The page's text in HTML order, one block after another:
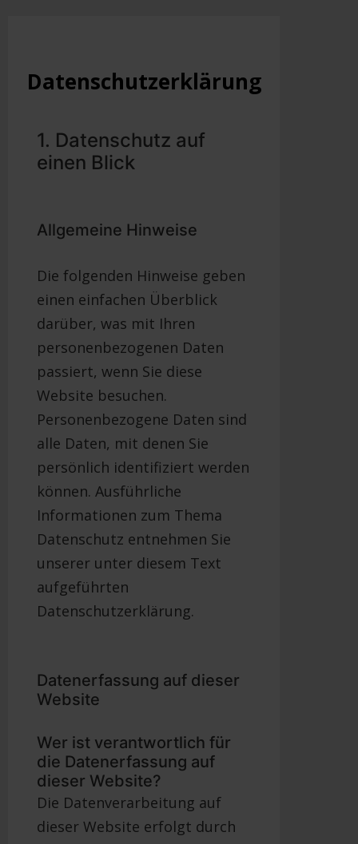
Datenschutzerklärung
1. Datenschutz auf
einen Blick
Allgemeine Hinweise
Die folgenden Hinweise geben
einen einfachen Überblick
darüber, was mit Ihren
personenbezogenen Daten
passiert, wenn Sie diese
Website besuchen.
Personenbezogene Daten sind
alle Daten, mit denen Sie
persönlich identifiziert werden
können. Ausführliche
Informationen zum Thema
Datenschutz entnehmen Sie
unserer unter diesem Text
aufgeführten
Datenschutzerklärung.
Datenerfassung auf dieser
Website
Wer ist verantwortlich für
die Datenerfassung auf
dieser Website?
Die Datenverarbeitung auf
dieser Website erfolgt durch